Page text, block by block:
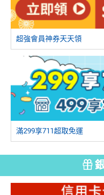
超強會員神券天天領
滿299享711超取免運